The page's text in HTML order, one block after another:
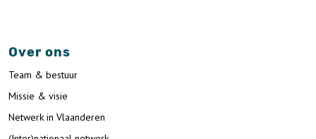
Over ons
Team & bestuur
Missie & visie
Netwerk in Vlaanderen